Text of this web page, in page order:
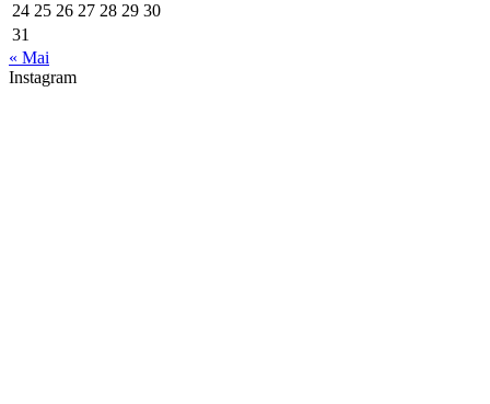
24 25 26 27 28 29 30
31
« Mai
Instagram